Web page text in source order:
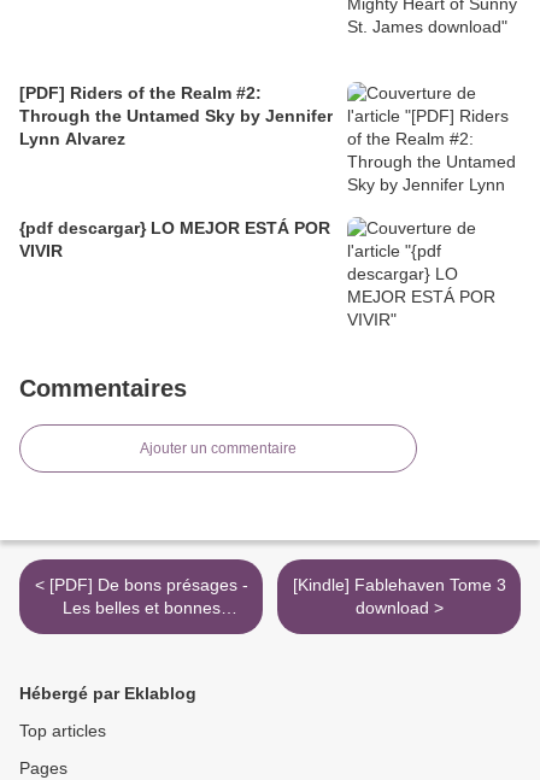
[PDF] Riders of the Realm #2:
Through the Untamed Sky by Jennifer
Lynn Alvarez
{pdf descargar} LO MEJOR ESTÁ POR
VIVIR
Commentaires
Ajouter un commentaire
< [PDF] De bons présages -
Les belles et bonnes
prophéties d'Agnès Barge,
[Kindle] Fablehaven Tome 3
download >
Hébergé par Eklablog
Top articles
Pages